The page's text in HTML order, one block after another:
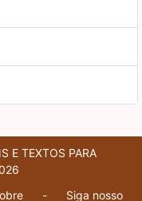
E TEXTOS PARA
- Siga nosso